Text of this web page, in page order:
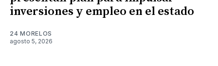
inversiones y empleo en el estado
24 MORELOS
agosto 5, 2026